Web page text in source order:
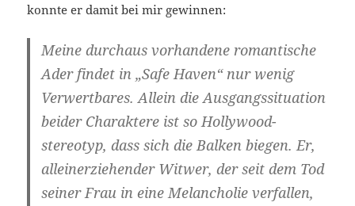
konnte er damit bei mir gewinnen:
Meine durchaus vorhandene romantische
Ader findet in „Safe Haven“ nur wenig
Verwertbares. Allein die Ausgangssituation
beider Charaktere ist so Hollywood-
stereotyp, dass sich die Balken biegen. Er,
alleinerziehender Witwer, der seit dem Tod
seiner Frau in eine Melancholie verfallen,